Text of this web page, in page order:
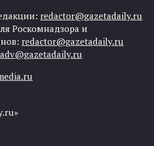
redactor@gazetadaily.ru
Роскомнадзора и
redactor@gazetadaily.ru
adv@gazetadaily.ru